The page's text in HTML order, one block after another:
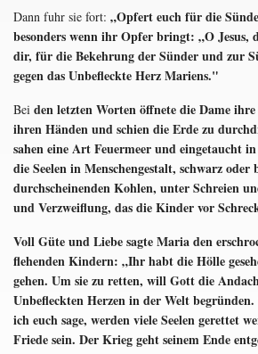
Dann fuhr sie fort: „Opfert euch für die
besonders wenn ihr Opfer bringt: „O Jesus,
dir, für die Bekehrung der Sünder und zur
gegen das Unbefleckte Herz Mariens."
Bei den letzten Worten öffnete die Dame
ihren Händen und schien die Erde zu
sahen eine Art Feuermeer und eingetaucht
die Seelen in Menschengestalt, schwarz
durchscheinenden Kohlen, unter Schreien
und Verzweiflung, das die Kinder vor
Voll Güte und Liebe sagte Maria den
flehenden Kindern: „Ihr habt die Hölle
gehen. Um sie zu retten, will Gott die
Unbefleckten Herzen in der Welt
ich euch sage, werden viele Seelen gerettet
Friede sein. Der Krieg geht seinem Ende